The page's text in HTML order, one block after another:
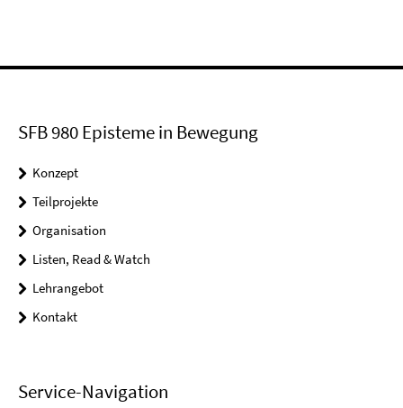
SFB 980 Episteme in Bewegung
Konzept
Teilprojekte
Organisation
Listen, Read & Watch
Lehrangebot
Kontakt
Service-Navigation